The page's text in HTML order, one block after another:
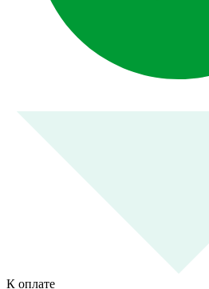
К оплате